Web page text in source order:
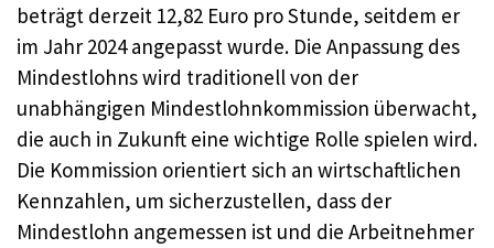
beträgt derzeit 12,82 Euro pro Stunde, seitdem er
im Jahr 2024 angepasst wurde. Die Anpassung des
Mindestlohns wird traditionell von der
unabhängigen Mindestlohnkommission überwacht,
die auch in Zukunft eine wichtige Rolle spielen wird.
Die Kommission orientiert sich an wirtschaftlichen
Kennzahlen, um sicherzustellen, dass der
Mindestlohn angemessen ist und die Arbeitnehmer